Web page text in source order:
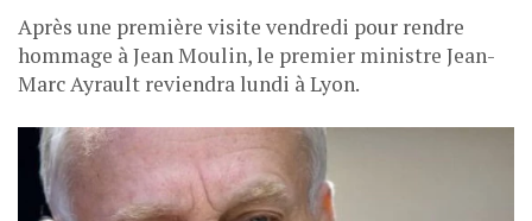
Après une première visite vendredi pour rendre
hommage à Jean Moulin, le premier ministre Jean-
Marc Ayrault reviendra lundi à Lyon.